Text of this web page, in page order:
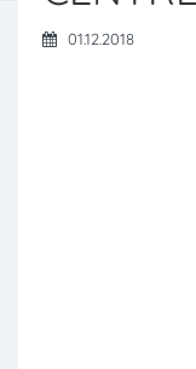
01.12.2018